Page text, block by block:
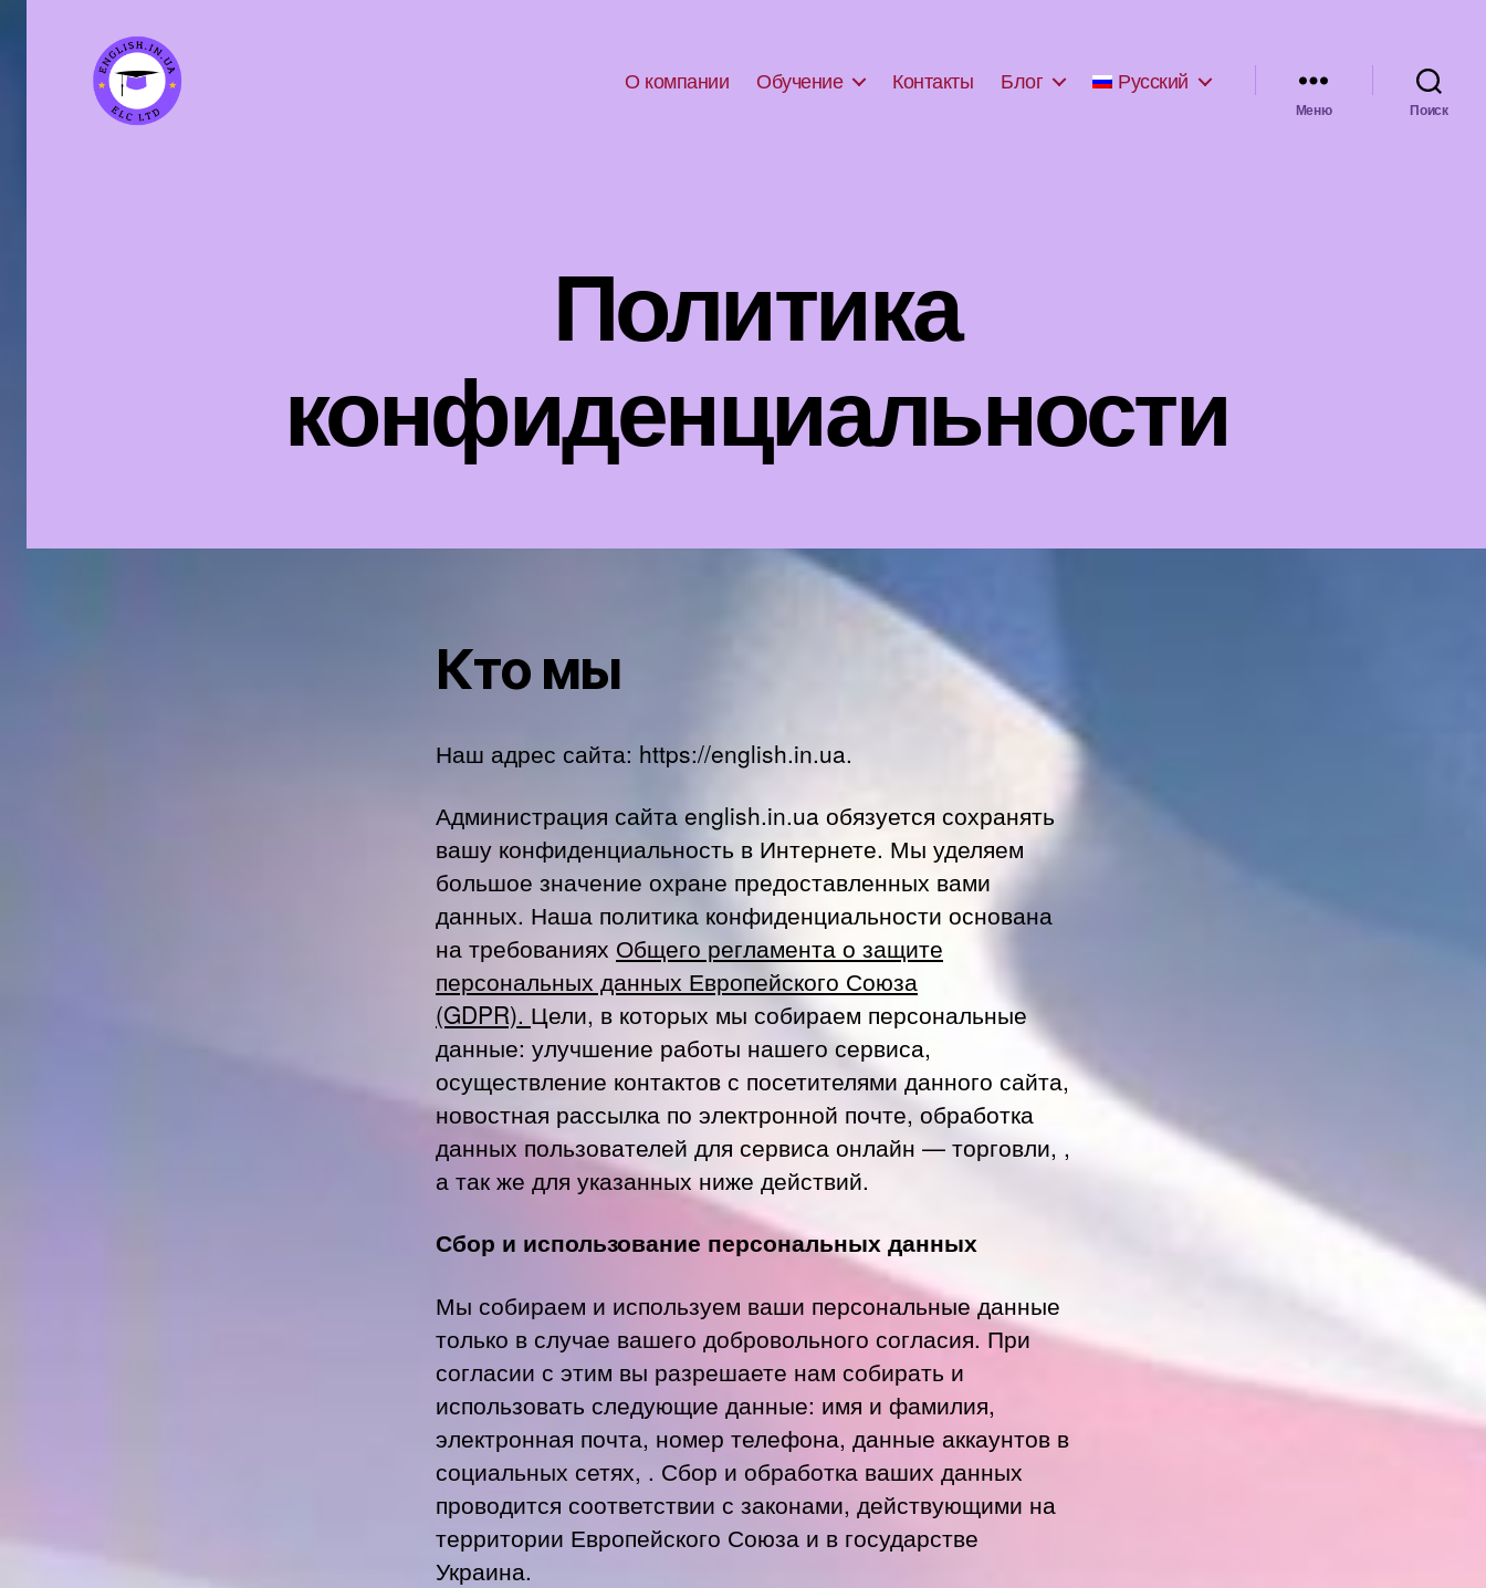
О компании Обучение Контакты Блог Русский
Меню Поиск
Политика
конфиденциальности
Кто мы
Наш адрес сайта: https://english.in.ua.
Администрация сайта english.in.ua обязуется сохранять
вашу конфиденциальность в Интернете. Мы уделяем
большое значение охране предоставленных вами
данных. Наша политика конфиденциальности основана
на требованиях Общего регламента о защите
персональных данных Европейского Союза
(GDPR). Цели, в которых мы собираем персональные
данные: улучшение работы нашего сервиса,
осуществление контактов с посетителями данного сайта,
новостная рассылка по электронной почте, обработка
данных пользователей для сервиса онлайн — торговли, ,
а так же для указанных ниже действий.
Сбор и использование персональных данных
Мы собираем и используем ваши персональные данные
только в случае вашего добровольного согласия. При
согласии с этим вы разрешаете нам собирать и
использовать следующие данные: имя и фамилия,
электронная почта, номер телефона, данные аккаунтов в
социальных сетях, . Сбор и обработка ваших данных
проводится соответствии с законами, действующими на
территории Европейского Союза и в государстве
Украина.